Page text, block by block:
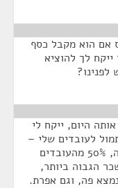
אם הוא מקבל כסף
לך להוציא
היום, ייקח לי
לעובדים שלי –
אני עם 50 עובדים במשרד בגלל הקורונה, 50% מהעובדים
הגבוה ביותר,
פה, וגם אפרת.